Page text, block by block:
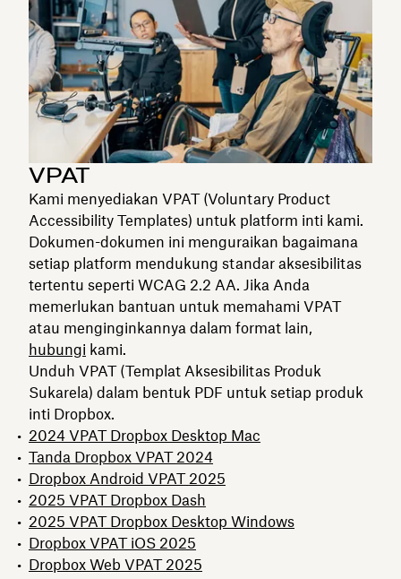
VPAT
Kami menyediakan VPAT (Voluntary Product
Accessibility Templates) untuk platform inti kami.
Dokumen-dokumen ini menguraikan bagaimana
setiap platform mendukung standar aksesibilitas
tertentu seperti WCAG 2.2 AA. Jika Anda
memerlukan bantuan untuk memahami VPAT
atau menginginkannya dalam format lain,
hubungi kami.
Unduh VPAT (Templat Aksesibilitas Produk
Sukarela) dalam bentuk PDF untuk setiap produk
inti Dropbox.
2024 VPAT Dropbox Desktop Mac
Tanda Dropbox VPAT 2024
Dropbox Android VPAT 2025
2025 VPAT Dropbox Dash
2025 VPAT Dropbox Desktop Windows
Dropbox VPAT iOS 2025
Dropbox Web VPAT 2025